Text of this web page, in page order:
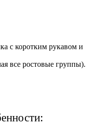
с коротким рукавом и
все ростовые группы).